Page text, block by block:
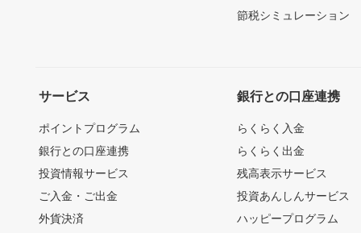
節税シミュレーション
サービス
ポイントプログラム
銀行との口座連携
投資情報サービス
ご入金・ご出金
外貨決済
銀行との口座連携
らくらく入金
らくらく出金
残高表示サービス
投資あんしんサービス
ハッピープログラム